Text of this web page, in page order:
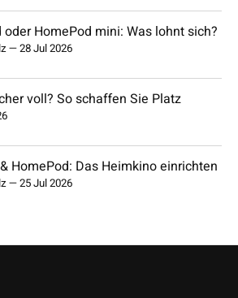
oder HomePod mini: Was lohnt sich?
—28 Jul 2026
voll? So schaffen Sie Platz
HomePod: Das Heimkino einrichten
—25 Jul 2026